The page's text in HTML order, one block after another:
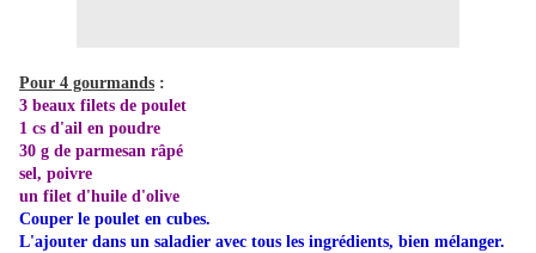
Pour 4 gourmands :
3 beaux filets de poulet
1 cs d'ail en poudre
30 g de parmesan râpé
sel, poivre
un filet d'huile d'olive
Couper le poulet en cubes.
L'ajouter dans un saladier avec tous les ingrédients, bien mélanger.